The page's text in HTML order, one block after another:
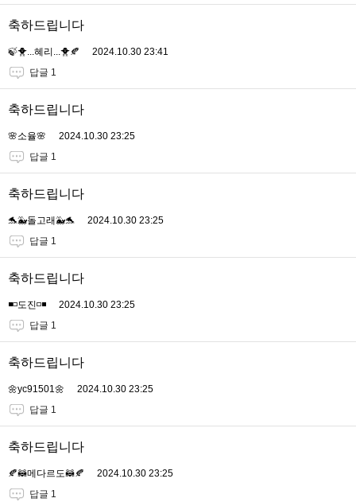
축하드립니다
🍃🐥...혜리...🐥🍂
2024.10.30 23:41
답글 1
축하드립니다
🌸소율🌸
2024.10.30 23:25
답글 1
축하드립니다
🐬🐳돌고래🐳🐬
2024.10.30 23:25
답글 1
축하드립니다
◾️◽️도진◽️◾️
2024.10.30 23:25
답글 1
축하드립니다
🌼yc91501🌼
2024.10.30 23:25
답글 1
축하드립니다
🍂🦝메다르도🦝🍂
2024.10.30 23:25
답글 1